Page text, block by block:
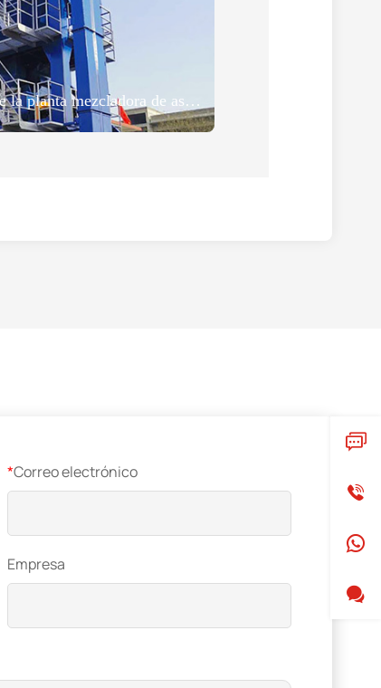
Noticias sobre el envío de la planta mezcladora de asfalto LB1500/ZAP-S120
*Correo electrónico
Empresa